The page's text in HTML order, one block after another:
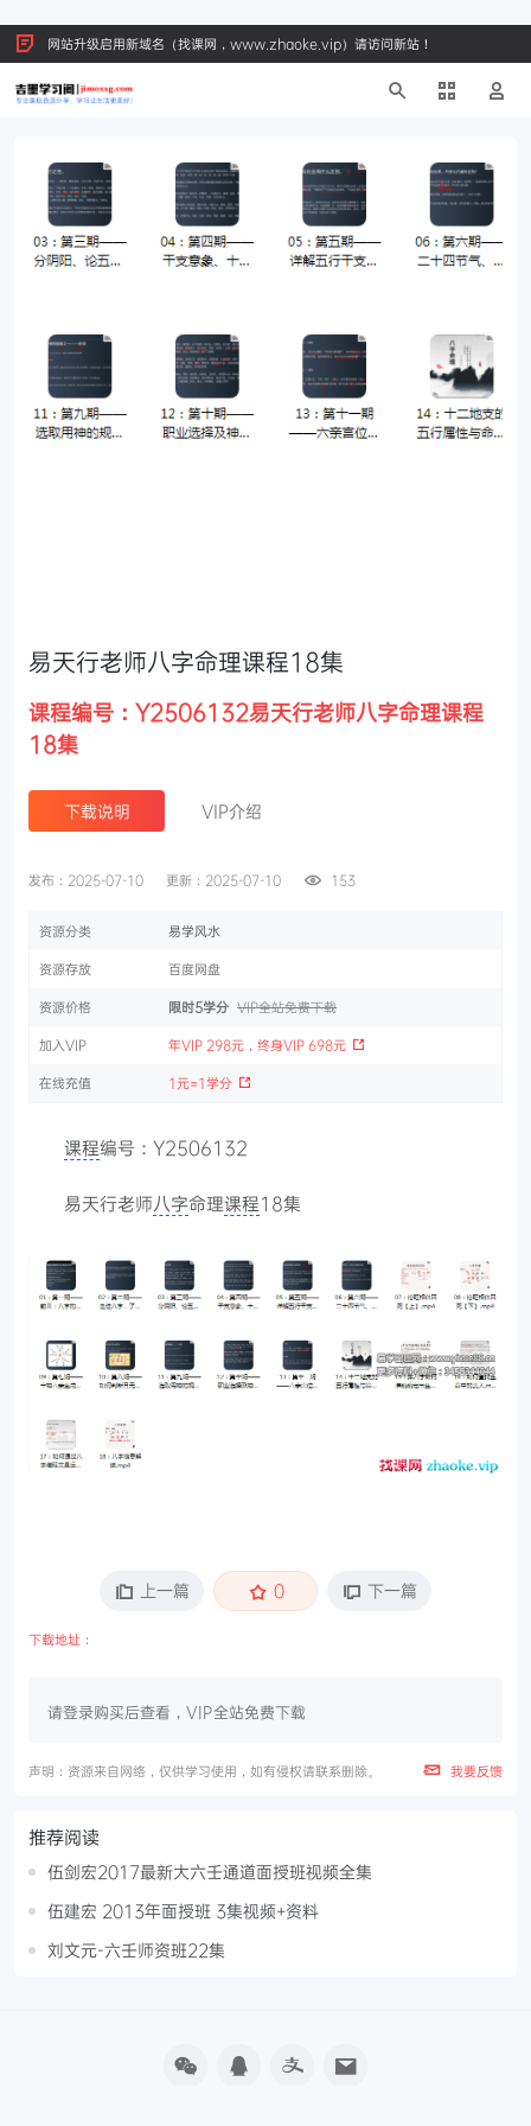
网站升级启用新域名（找课网，www.zhaoke.vip）请访问新站！
易天行老师八字命理课程18集
课程编号：Y2506132易天行老师八字命理课程
18集
下载说明 VIP介绍
发布：2025-07-10 更新：2025-07-10 153
资源分类 易学风水
资源存放 百度网盘
资源价格 限时5学分 VIP全站免费下载
加入VIP 年VIP 298元，终身VIP 698元
在线充值 1元=1学分
课程编号：Y2506132
易天行老师八字命理课程18集
上一篇 0 下一篇
下载地址：
请登录购买后查看，VIP全站免费下载
声明：资源来自网络，仅供学习使用，如有侵权请联系删除。 我要反馈
推荐阅读
伍剑宏2017最新大六壬通道面授班视频全集
伍建宏 2013年面授班 3集视频+资料
刘文元-六壬师资班22集